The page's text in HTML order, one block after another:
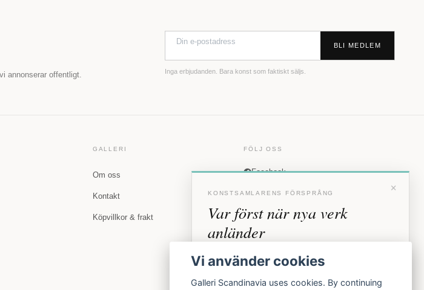
annonserar offentligt.
BLI MEDLEM
Inga erbjudanden. Bara konst som faktiskt säljs.
GALLERI
Om oss
Kontakt
Köpvillkor & frakt
FÖLJ OSS
Facebook
×
KONSTSAMLARENS FÖRSPRÅNG
Var först när nya verk
anländer
Förhandstillgång till nya verk och personliga
inbjudningar till vernissage, innan vi annonserar
offentligt.
Vi använder cookies
Galleri Scandinavia uses cookies. By continuing